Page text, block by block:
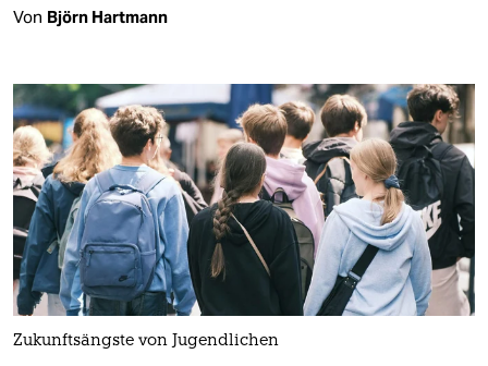
Von Björn Hartmann
Zukunftsängste von Jugendlichen